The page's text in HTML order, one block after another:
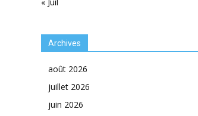
Archives
août 2026
juillet 2026
juin 2026